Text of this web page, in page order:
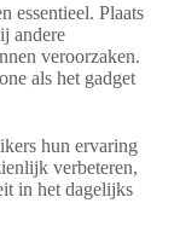
essentieel. Plaats
andere
veroorzaken.
als het gadget
hun ervaring
verbeteren,
in het dagelijks